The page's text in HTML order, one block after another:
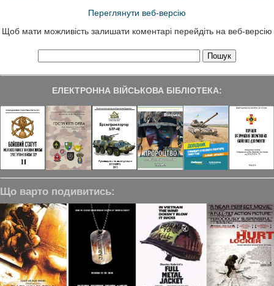
Переглянути веб-версію
Щоб мати можливість залишати коментарі перейдіть на веб-версію
ЕЛЕКТРОННА ВІЙСЬКОВА БІБЛІОТЕКА:
Що варто подивитись: